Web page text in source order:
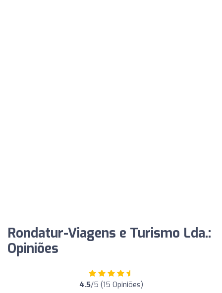
Rondatur-Viagens e Turismo Lda.:
Opiniões
4.5/5 (15 Opiniões)